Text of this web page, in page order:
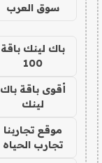
سوق العرب
باك لينك باقة
100
أقوى باقة باك
لينك
موقع تجاربنا
تجارب الحياه